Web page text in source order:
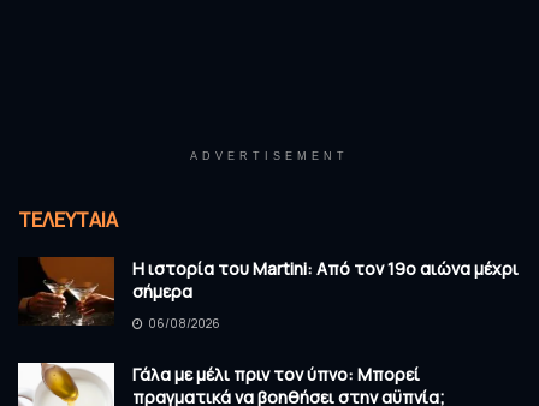
ADVERTISEMENT
ΤΕΛΕΥΤΑΊΑ
Η ιστορία του Martini: Από τον 19ο αιώνα μέχρι
σήμερα
06/08/2026
Γάλα με μέλι πριν τον ύπνο: Μπορεί
πραγματικά να βοηθήσει στην αϋπνία;